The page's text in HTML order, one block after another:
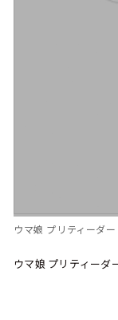
ウマ娘 プリティーダー
ウマ娘 プリティーダ